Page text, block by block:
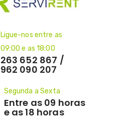
Ligue-nos entre as
09:00 e as 18:00
263 652 867 /
962 090 207
Segunda a Sexta
Entre as 09 horas
e as 18 horas